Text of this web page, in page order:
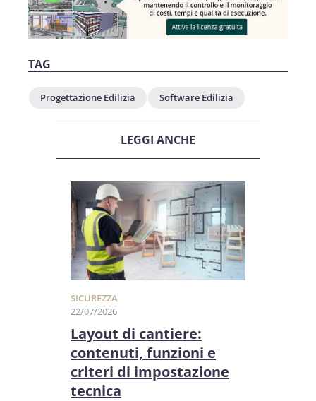
TAG
Progettazione Edilizia Software Edilizia
LEGGI ANCHE
SICUREZZA
22/07/2026
Layout di cantiere:
contenuti, funzioni e
criteri di impostazione
tecnica